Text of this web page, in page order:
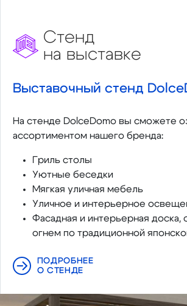
Стенд
на выставке
Выставочный стенд
На стенде DolceDomo вы сможете
ассортиментом нашего бренда:
Гриль столы
Уютные беседки
Мягкая уличная мебель
Уличное и интерьерное
Фасадная и интерьерная доска,
огнем по традиционной
ПОДРОБНЕЕ
О СТЕНДЕ